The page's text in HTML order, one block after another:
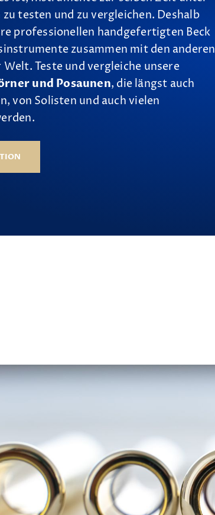
testen und zu vergleichen. Deshalb
professionellen handgefertigten Beck
zusammen mit den anderen
Teste und vergleiche unsere
und Posaunen, die längst auch
von Solisten und auch vielen